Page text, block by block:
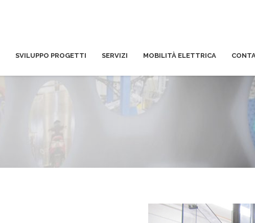
SVILUPPO PROGETTI SERVIZI MOBILITÀ ELETTRICA